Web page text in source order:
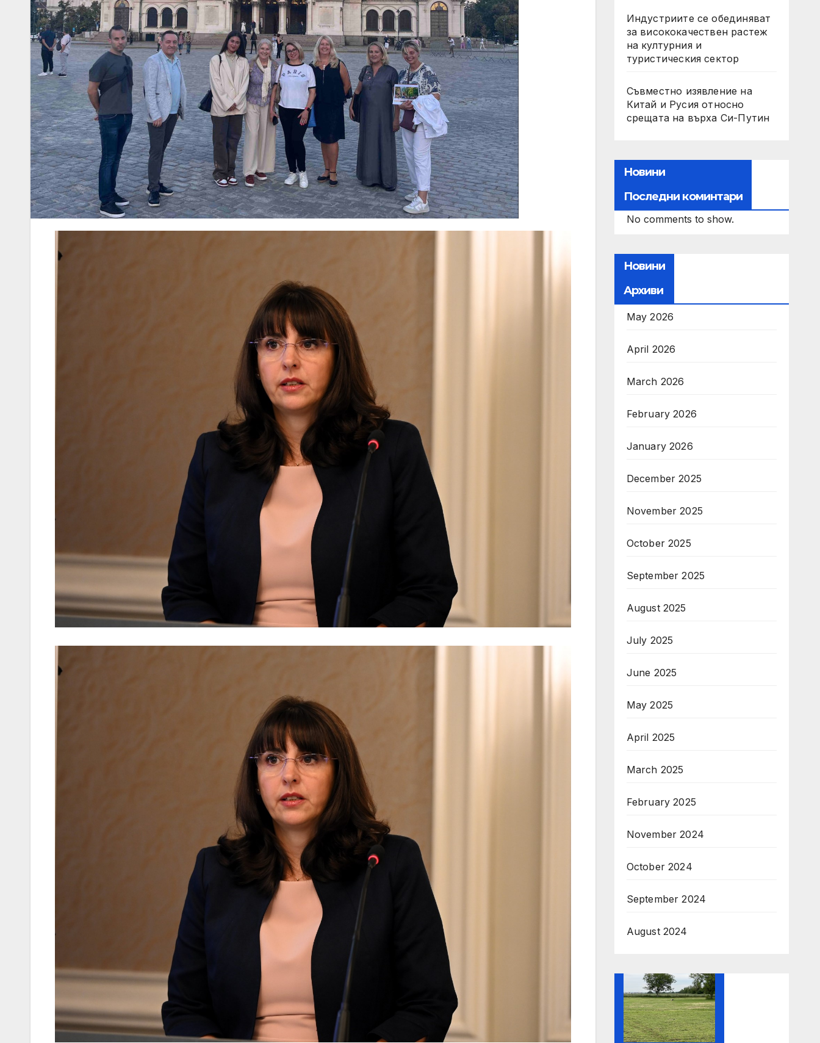
Индустриите се обединяват
за висококачествен растеж
на културния и
туристическия сектор
Съвместно изявление на
Китай и Русия относно
срещата на върха Си-Путин
Новини
Последни коминтари
No comments to show.
Новини
Архиви
May 2026
April 2026
March 2026
February 2026
January 2026
December 2025
November 2025
October 2025
September 2025
August 2025
July 2025
June 2025
May 2025
April 2025
March 2025
February 2025
November 2024
October 2024
September 2024
August 2024